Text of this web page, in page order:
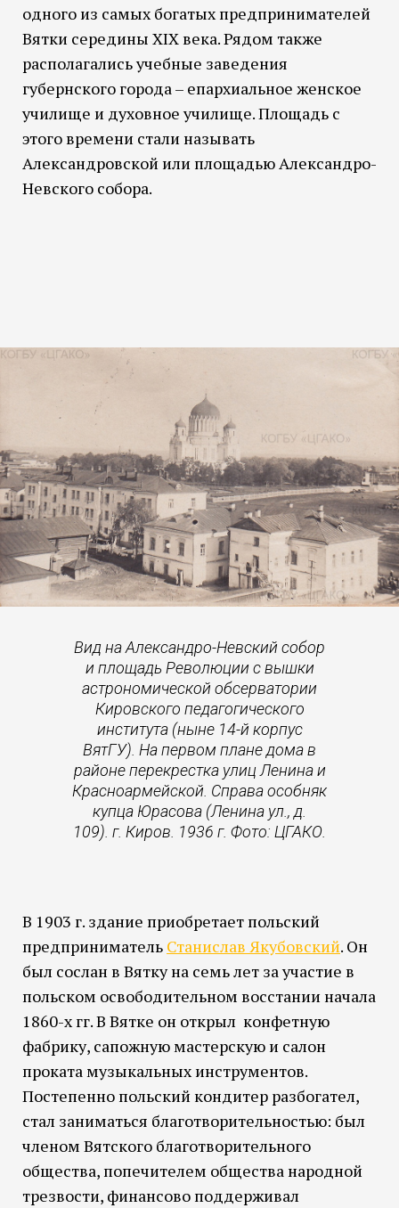
одного из самых богатых предпринимателей
Вятки середины XIX века. Рядом также
располагались учебные заведения
губернского города – епархиальное женское
училище и духовное училище. Площадь с
этого времени стали называть
Александровской или площадью Александро-
Невского собора.
Вид на Александро-Невский собор
и площадь Революции с вышки
астрономической обсерватории
Кировского педагогического
института (ныне 14-й корпус
ВятГУ). На первом плане дома в
районе перекрестка улиц Ленина и
Красноармейской. Справа особняк
купца Юрасова (Ленина ул., д.
109). г. Киров. 1936 г. Фото: ЦГАКО.
В 1903 г. здание приобретает польский
предприниматель Станислав Якубовский. Он
был сослан в Вятку на семь лет за участие в
польском освободительном восстании начала
1860-х гг. В Вятке он открыл конфетную
фабрику, сапожную мастерскую и салон
проката музыкальных инструментов.
Постепенно польский кондитер разбогател,
стал заниматься благотворительностью: был
членом Вятского благотворительного
общества, попечителем общества народной
трезвости, финансово поддерживал